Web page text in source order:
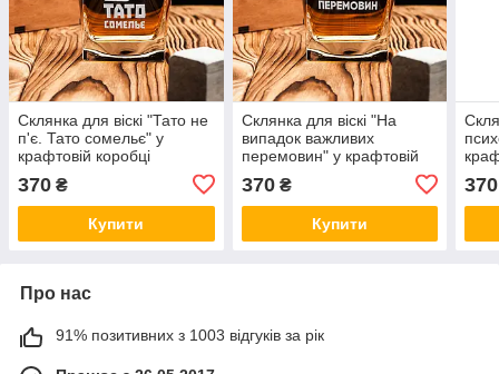
Склянка для віскі "Тато не
п'є. Тато сомельє" у
крафтовій коробці
370 ₴
Купити
Склянка для віскі "На
випадок важливих
перемовин" у крафтовій
370₴
Купити
370
Про нас
91% позитивних з 1003 відгуків за рік